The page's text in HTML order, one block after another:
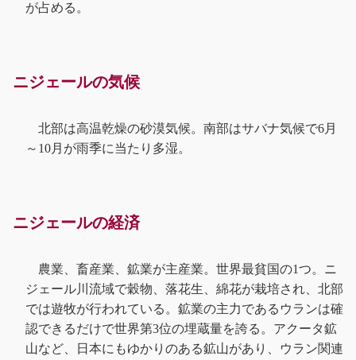
が占める。
ニジェールの気候
北部は高温乾燥の砂漠気候。南部はサバナ気候で6月
～10月が雨季に当たり多湿。
ニジェールの経済
農業、畜産業、鉱業が主産業。世界最貧国の1つ。ニ
ジェール川流域で穀物、落花生、綿花が栽培され、北部
では遊牧が行われている。鉱業の主力であるウランは確
認できるだけで世界第3位の埋蔵量を誇る。アクータ鉱
山など、日本にもゆかりのある鉱山があり、ウラン関連